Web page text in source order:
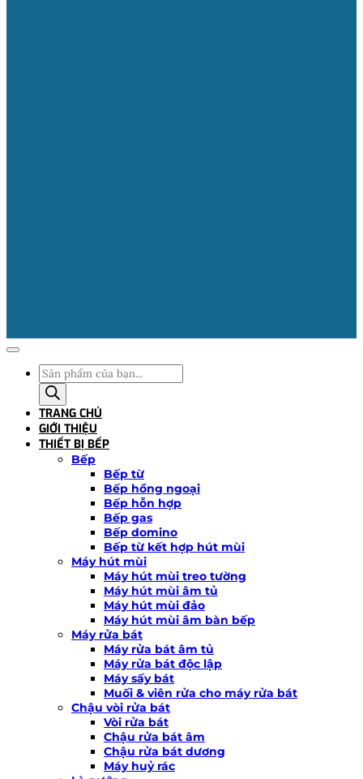
Tìm
kiếm
sản
phẩm
TRANG CHỦ
GIỚI THIỆU
THIẾT BỊ BẾP
Bếp
Bếp từ
Bếp hồng ngoại
Bếp hỗn hợp
Bếp gas
Bếp domino
Bếp từ kết hợp hút mùi
Máy hút mùi
Máy hút mùi treo tường
Máy hút mùi âm tủ
Máy hút mùi đảo
Máy hút mùi âm bàn bếp
Máy rửa bát
Máy rửa bát âm tủ
Máy rửa bát độc lập
Máy sấy bát
Muối & viên rửa cho máy rửa bát
Chậu vòi rửa bát
Vòi rửa bát
Chậu rửa bát âm
Chậu rửa bát dương
Máy huỷ rác